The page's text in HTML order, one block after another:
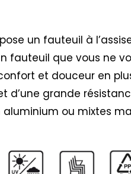
un fauteuil à
fauteuil que vous ne
et douceur en
d’une grande
ou mixtes